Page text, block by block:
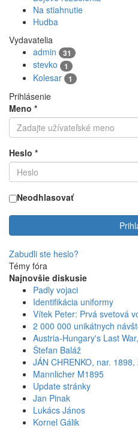
Na stiahnutie
Hudba
Vydavatelia
admin
31
stevko 1
Kolesar 1
Prihlásenie
Meno *
Heslo *
Neodhlasovať
Zabudli ste heslo?
Témy fóra
Najnovšie diskusie
Padly vojaci
Identifikácia uniformy
Vítek Peter: Prvá svetová
2 000 000 unikátnych
Austria-Hungary's Last
Štefan Baláž
JÁN CHRENKO, nar.
Mannlicher M1895
Update stránky
Jan Pinak
Lukács János
Kornel Gálik